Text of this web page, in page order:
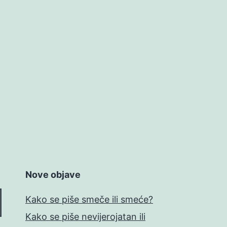
Nove objave
Kako se piše smeče ili smeće?
Kako se piše nevijerojatan ili